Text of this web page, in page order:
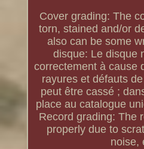
Cover grading: The
torn, stained and/or
also can be some
disque: Le disque
correctement à cause
rayures et défauts
peut être cassé ;
place au catalogue
Record grading: The
properly due to
noise,